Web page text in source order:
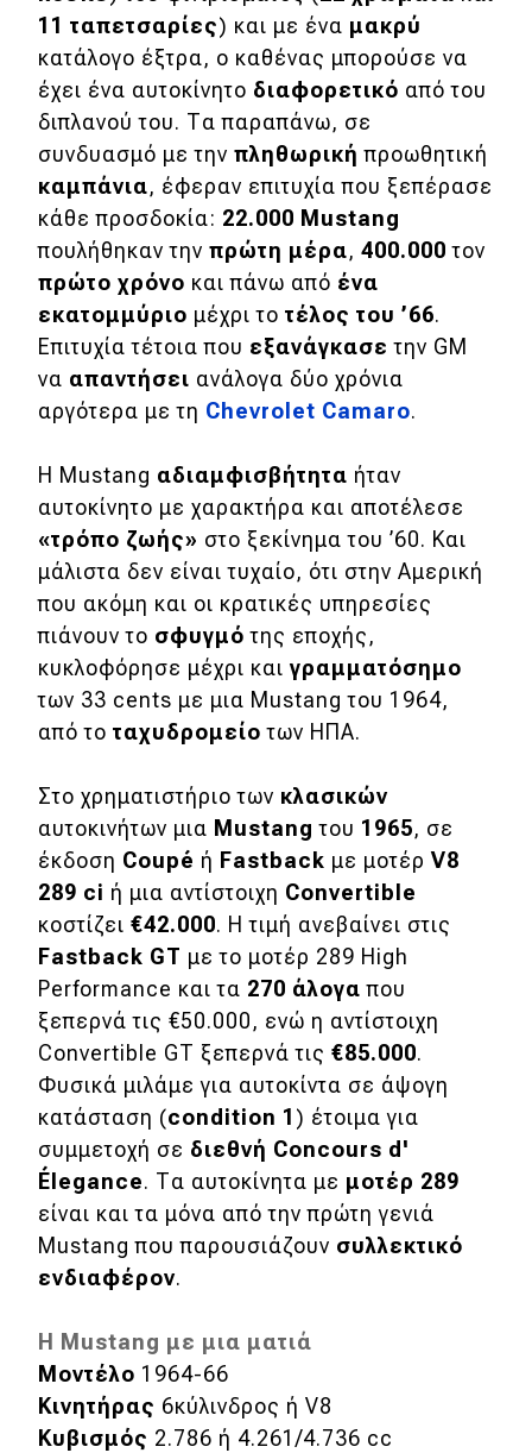
eDRIVE
DRIVE USED
11 ταπετσαρίες) και με ένα μακρύ
κατάλογο έξτρα, ο καθένας μπορούσε να
έχει ένα αυτοκίνητο διαφορετικό από του
διπλανού του. Τα παραπάνω, σε
συνδυασμό με την πληθωρική προωθητική
καμπάνια, έφεραν επιτυχία που ξεπέρασε
κάθε προσδοκία: 22.000 Mustang
πουλήθηκαν την πρώτη μέρα, 400.000 τον
πρώτο χρόνο και πάνω από ένα
εκατομμύριο μέχρι το τέλος του ’66.
Επιτυχία τέτοια που εξανάγκασετην GM
να απαντήσει ανάλογα δύο χρόνια
αργότερα με τη Chevrolet Camaro.
Η Mustang αδιαμφισβήτητα ήταν
αυτοκίνητο με χαρακτήρα και αποτέλεσε
«τρόπο ζωής» στο ξεκίνημα του ’60. Και
μάλιστα δεν είναι τυχαίο, ότι στην Αμερική
που ακόμη και οι κρατικές υπηρεσίες
πιάνουν το σφυγμότης εποχής,
κυκλοφόρησε μέχρι και γραμματόσημο
των 33 cents με μια Mustang του 1964,
από το ταχυδρομείοτων ΗΠΑ.
Στο χρηματιστήριο των κλασικών
αυτοκινήτων μια Mustangτου 1965, σε
έκδοση Coupé ή Fastback με μοτέρ V8
289 ci ή μια αντίστοιχη Convertible
κοστίζει €42.000. Η τιμή ανεβαίνει στις
Fastback GT με το μοτέρ 289 High
Performance και τα 270 άλογα που
ξεπερνά τις €50.000, ενώ η αντίστοιχη
Convertible GT ξεπερνά τις €85.000.
Φυσικά μιλάμε για αυτοκίντα σε άψογη
κατάσταση (condition 1 ) έτοιμα για
συμμετοχή σε διεθνή Concours d'
Élegance. Τα αυτοκίνητα με μοτέρ 289
είναι και τα μόνα από την πρώτη γενιά
Mustang που παρουσιάζουν συλλεκτικό
ενδιαφέρον.
Η Mustang με μια ματιά
Μοντέλο 1964-66
Κινητήρας 6κύλινδρος ή V8
Κυβισμός 2.786 ή 4.261/4.736 cc